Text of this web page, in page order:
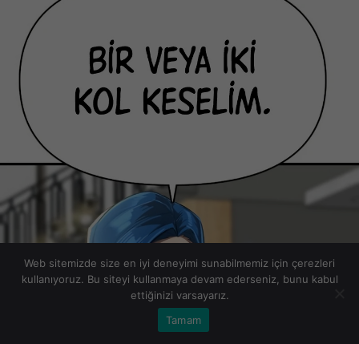
Web sitemizde size en iyi deneyimi sunabilmemiz için çerezleri
kullanıyoruz. Bu siteyi kullanmaya devam ederseniz, bunu kabul
ettiğinizi varsayarız.
Tamam